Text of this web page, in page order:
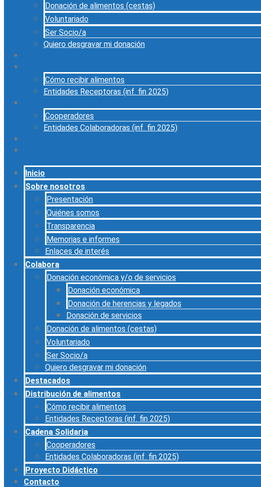
Donación de alimentos (cestas)
Voluntariado
Ser Socio/a
Quiero desgravar mi donación
Cómo recibir alimentos
Entidades Receptoras (inf. fin 2025)
Cooperadores
Entidades Colaboradoras (inf. fin 2025)
Inicio
Sobre nosotros
Presentación
Quiénes somos
Transparencia
Memorias e informes
Enlaces de interés
Colabora
Donación económica y/o de servicios
Donación económica
Donación de herencias y legados
Donación de servicios
Donación de alimentos (cestas)
Voluntariado
Ser Socio/a
Quiero desgravar mi donación
Destacados
Distribución de alimentos
Cómo recibir alimentos
Entidades Receptoras (inf. fin 2025)
Cadena Solidaria
Cooperadores
Entidades Colaboradoras (inf. fin 2025)
Proyecto Didáctico
Contacto